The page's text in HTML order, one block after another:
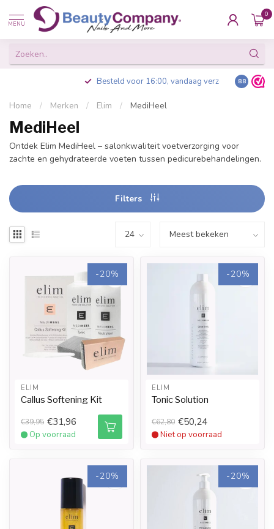
MENU
0
Besteld voor 16:00, vandaag verzonden 8.8
Home / Merken / Elim / MediHeel
MediHeel
Ontdek Elim MediHeel – salonkwaliteit voetverzorging voor
zachte en gehydrateerde voeten tussen pedicurebehandelingen.
Filters
-20%
ELIM
Callus Softening Kit
€39,95 €31,96
Op voorraad
-20%
ELIM
Tonic Solution
€62,80 €50,24
Niet op voorraad
-20% -20%